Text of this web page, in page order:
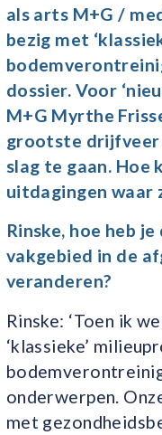
als arts M+G /
bezig met
dossier. Voor
M+G Myrthe
grootste drijfveer
slag te gaan. Hoe
uitdagingen waar
Rinske, hoe heb
vakgebied in de
veranderen?
Rinske: ‘Toen ik
‘klassieke’
onderwerpen.
met